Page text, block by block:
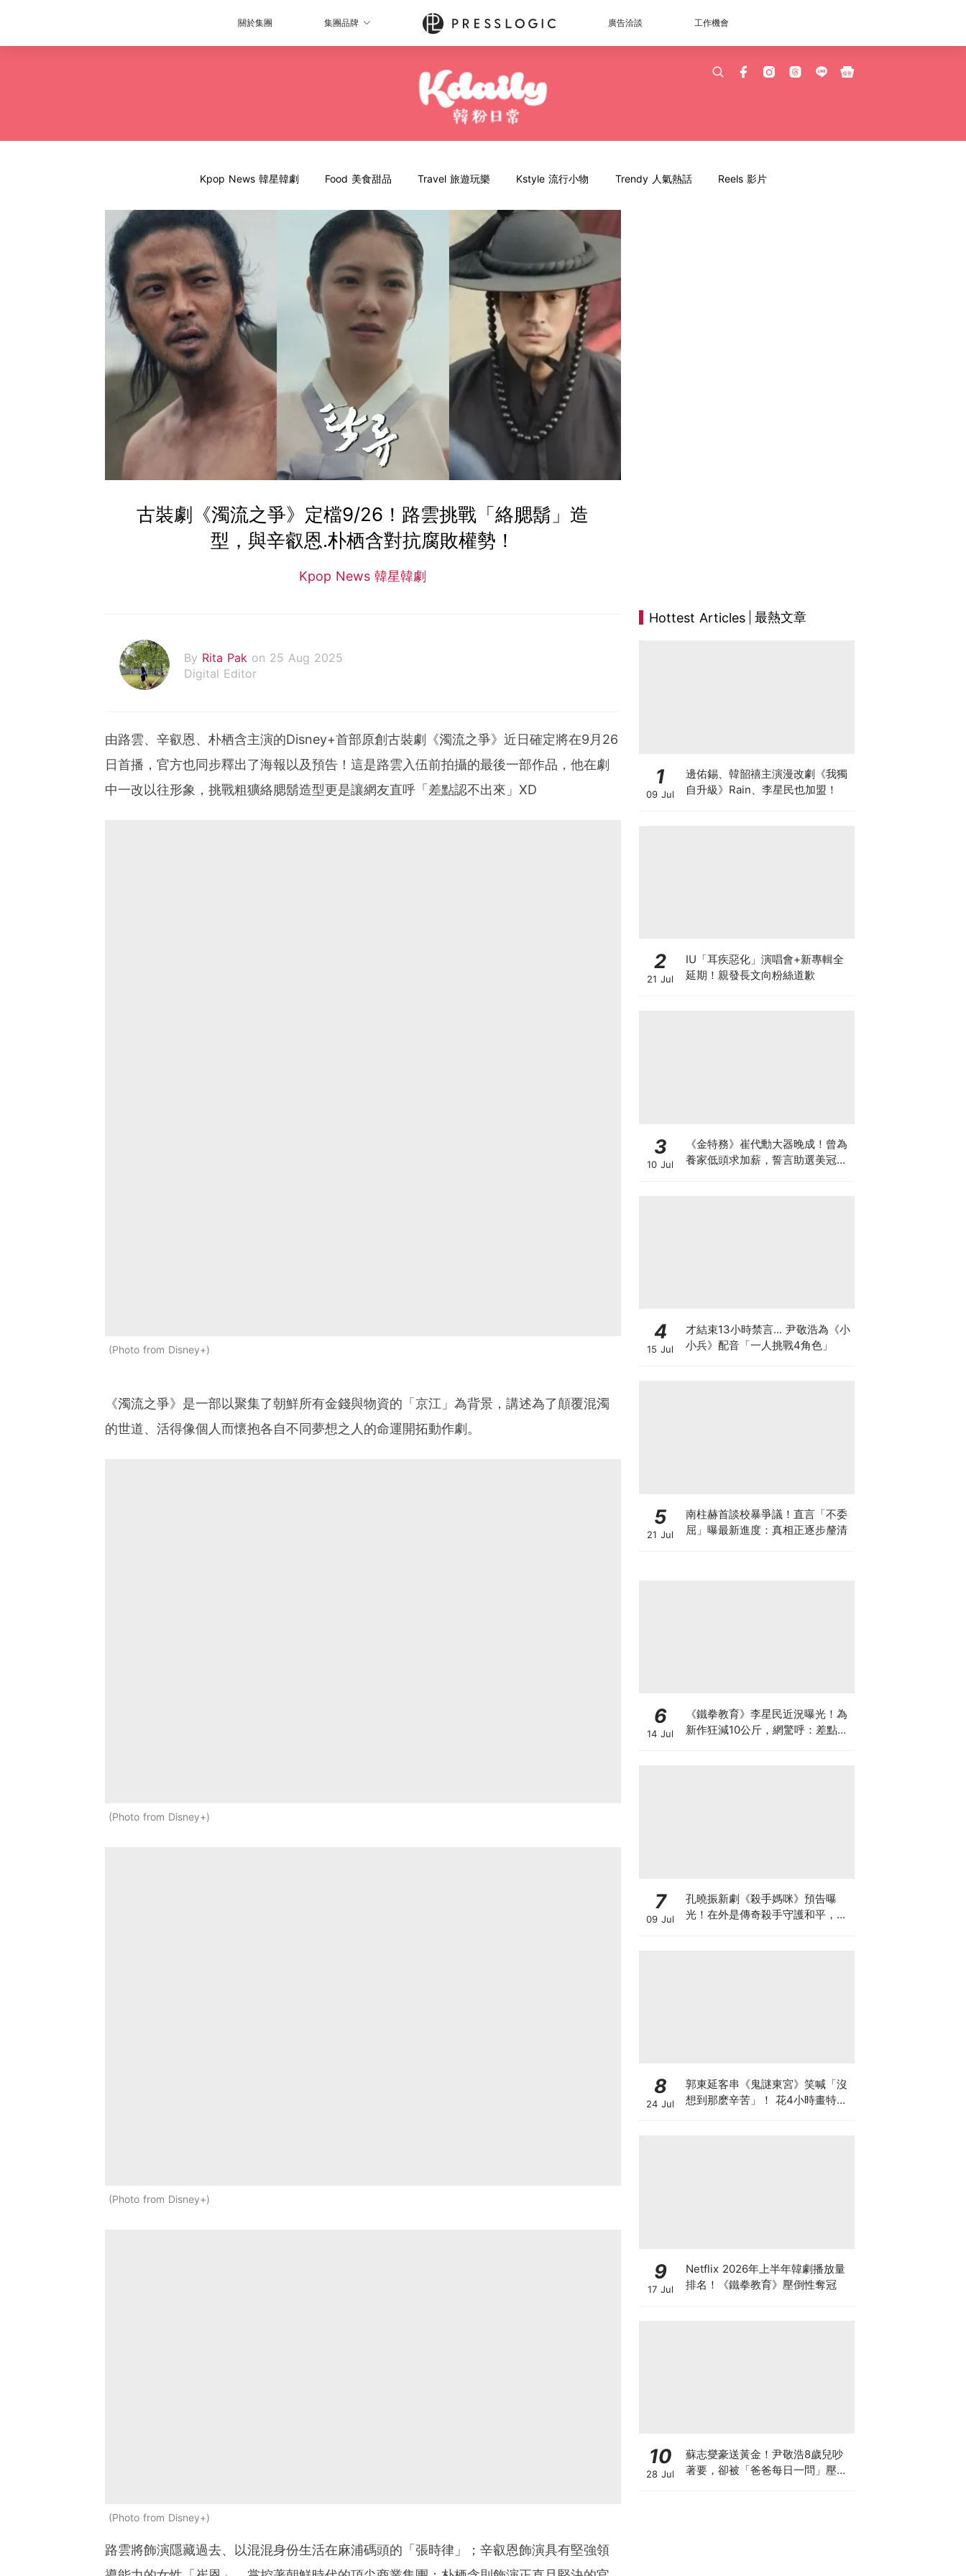
關於集團 集團品牌 廣告洽談 工作機會
Kpop News 韓星韓劇 Food 美食甜品 Travel 旅遊玩樂 Kstyle 流行小物 Trendy 人氣熱話 Reels 影片
古裝劇《濁流之爭》定檔9/26！路雲挑戰「絡腮鬍」造
型，與辛叡恩.朴栖含對抗腐敗權勢！
Kpop News 韓星韓劇
By Rita Pak on 25 Aug 2025
Digital Editor
由路雲、辛叡恩、朴栖含主演的Disney+首部原創古裝劇《濁流之爭》近日確定將在9月26
日首播，官方也同步釋出了海報以及預告！這是路雲入伍前拍攝的最後一部作品，他在劇
中一改以往形象，挑戰粗獷絡腮鬍造型更是讓網友直呼「差點認不出來」XD
Photo from Disney+
《濁流之爭》是一部以聚集了朝鮮所有金錢與物資的「京江」為背景，講述為了顛覆混濁
的世道、活得像個人而懷抱各自不同夢想之人的命運開拓動作劇。
Photo from Disney+
Photo from Disney+
Photo from Disney+
路雲將飾演隱藏過去、以混混身份生活在麻浦碼頭的「張時律」；辛叡恩飾演具有堅強領
Hottest Articles 最熱文章
1
09 Jul
邊佑錫、韓韶禧主演漫改劇《我獨
自升級》Rain、李星民也加盟！
2
21 Jul
IU「耳疾惡化」演唱會+新專輯全
延期！親發長文向粉絲道歉
3
10 Jul
《金特務》崔代勳大器晚成！曾為
養家低頭求加薪，誓言助選美冠軍
4
15 Jul
才結束13小時禁言... 尹敬浩為《小
小兵》配音「一人挑戰4角色」
5
21 Jul
南柱赫首談校暴爭議！直言「不委
屈」曝最新進度：真相正逐步釐清
6
14 Jul
《鐵拳教育》李星民近況曝光！為
新作狂減10公斤，網驚呼：差點認
7
09 Jul
孔曉振新劇《殺手媽咪》預告曝
光！在外是傳奇殺手守護和平，回
8
24 Jul
郭東延客串《鬼謎東宮》笑喊「沒
想到那麽辛苦」！ 花4小時畫特效
9
17 Jul
Netflix 2026年上半年韓劇播放量
排名！《鐵拳教育》壓倒性奪冠
10
28 Jul
蘇志燮豪送黃金！尹敬浩8歲兒吵
著要，卻被「爸爸每日一問」壓力